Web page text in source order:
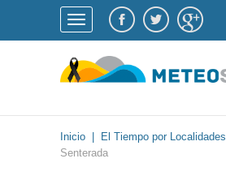
Inicio El Tiempo por Localidades
Senterada